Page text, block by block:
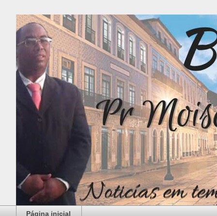
Página inicial